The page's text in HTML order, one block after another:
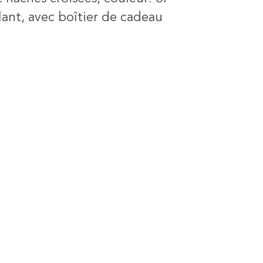
avec boîtier de cadeau